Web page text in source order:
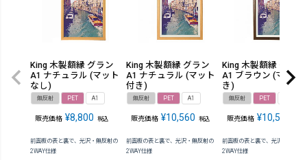
King 木製額縁 グラン
A1 ナチュラル (マット
なし)
無反射 PET A1
販売価格 ¥8,800 税込
前面板の表と裏で、光沢・無反射の
2WAY仕様
King 木製額縁 グラン
A1 ナチュラル (マット
付き)
無反射 PET A1
販売価格 ¥10,560 税込
前面板の表と裏で、光沢・無反射の
2WAY仕様
King 木製額縁 グラン
A1 ブラウン (マット
き)
無反射 PET
販売価格 ¥10,560
前面板の表と裏で、光沢・無反射
2WAY仕様